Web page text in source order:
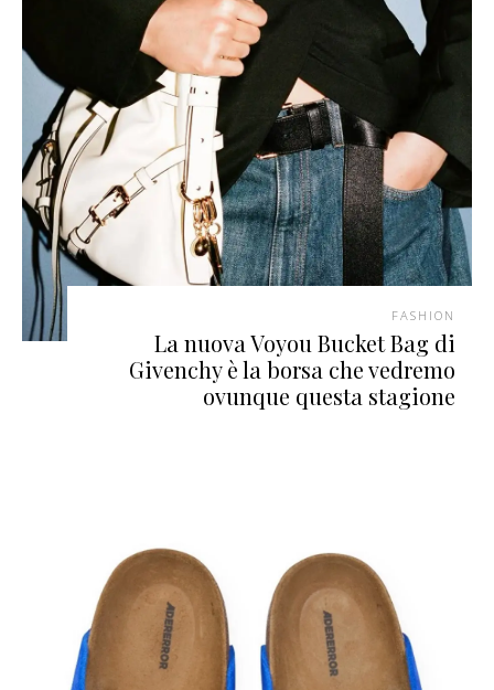
FASHION
La nuova Voyou Bucket Bag di
Givenchy è la borsa che vedremo
ovunque questa stagione